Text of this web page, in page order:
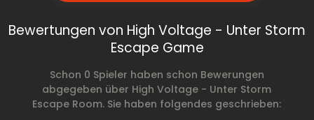
Bewertungen von High Voltage - Unter Storm
Escape Game
Schon 0 Spieler haben schon Bewerungen
abgegeben über High Voltage - Unter Storm
Escape Room. Sie haben folgendes geschrieben: